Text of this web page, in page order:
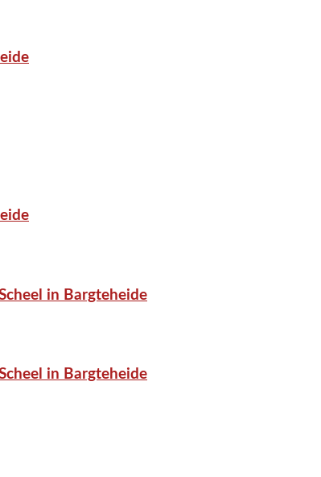
in Bargteheide
in Bargteheide